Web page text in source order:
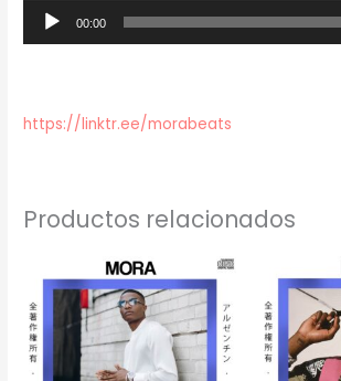
Reproductor
de
00:00
https://linktr.ee/morabeats
Productos relacionados